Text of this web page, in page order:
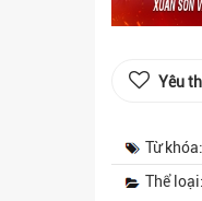
Yêu
Từ
Thể